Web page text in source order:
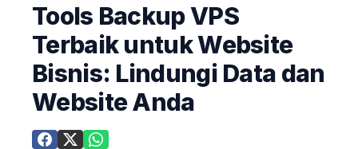
Tools Backup VPS
Terbaik untuk Website
Bisnis: Lindungi Data dan
Website Anda